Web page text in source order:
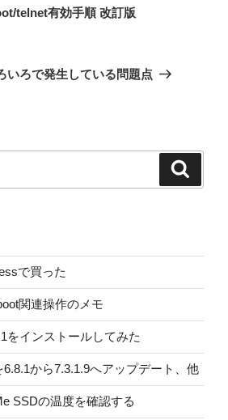
telnet有効手順 改訂版
いろで発生している問題点
で買った
関連操作のメモ
をインストールしてみた
から7.3.1.9へアップデート、他
SSDの温度を確認する